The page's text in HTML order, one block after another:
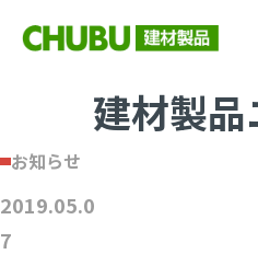
建材製品
お知らせ
2019.05.0
7